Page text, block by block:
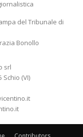
del Tribunale di
Bonollo
srl
Schio (VI)